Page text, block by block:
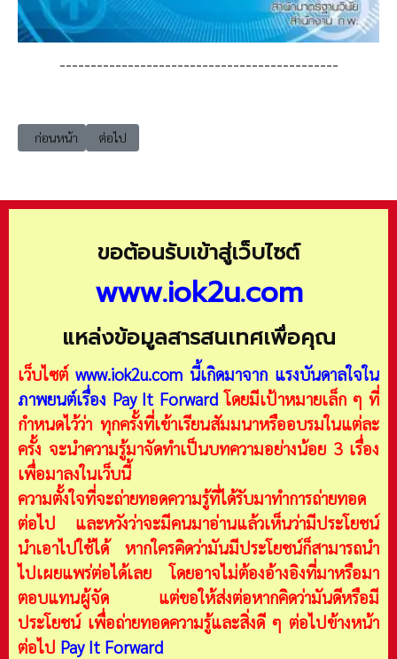
---------------------------------------------
เนื้อหาก่อนหน้า: e-book_law รวม E-Book ที่น่าสนใจจาก สำนักงานเลขาธิก
ก่อนหน้า เนื้อหาถัดไป: e-book_law หนังสือ : คู่มือผู้บังคับบัญชาในก
ต่อไป
ขอต้อนรับเข้าสู่เว็บไซต์
www.iok2u.com
แหล่งข้อมูลสารสนเทศเพื่อคุณ
เว็บไซต์ www.iok2u.com นี้เกิดมาจาก แรงบันดาลใจใน
ภาพยนต์เรื่อง Pay It Forward โดยมีเป้าหมายเล็ก ๆ ที่
กำหนดไว้ว่า ทุกครั้งที่เข้าเรียนสัมมนาหรืออบรมในแต่ละ
ครั้ง จะนำความรู้มาจัดทำเป็นบทความอย่างน้อย 3 เรื่อง
เพื่อมาลงในเว็บนี้
ความตั้งใจที่จะถ่ายทอดความรู้ที่ได้รับมาทำการถ่ายทอด
ต่อไป และหวังว่าจะมีคนมาอ่านแล้วเห็นว่ามีประโยชน์
นำเอาไปใช้ได้ หากใครคิดว่ามันมีประโยชน์ก็สามารถนำ
ไปเผยแพร่ต่อได้เลย โดยอาจไม่ต้องอ้างอิงที่มาหรือมา
ตอบแทนผู้จัด แต่ขอให้ส่งต่อหากคิดว่ามันดีหรือมี
ประโยชน์ เพื่อถ่ายทอดความรู้และสิ่งดี ๆ ต่อไปข้างหน้า
ต่อไป Pay It Forward